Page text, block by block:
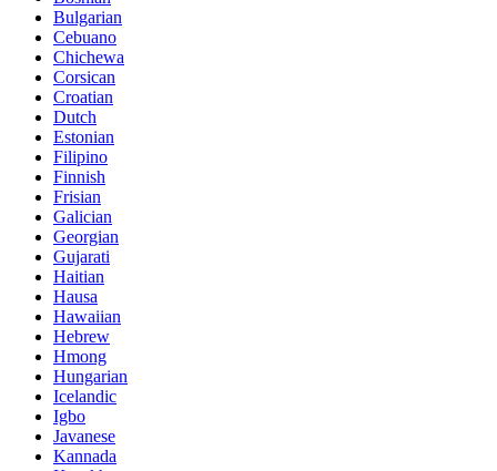
Bulgarian
Cebuano
Chichewa
Corsican
Croatian
Dutch
Estonian
Filipino
Finnish
Frisian
Galician
Georgian
Gujarati
Haitian
Hausa
Hawaiian
Hebrew
Hmong
Hungarian
Icelandic
Igbo
Javanese
Kannada